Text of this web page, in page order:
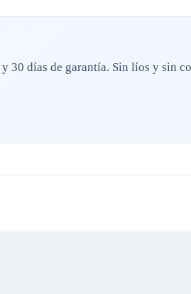
30 días de garantía. Sin líos y sin